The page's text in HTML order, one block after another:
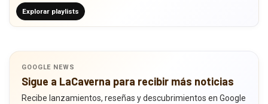
Explorar playlists
GOOGLE NEWS
Sigue a LaCaverna para recibir más noticias
Recibe lanzamientos, reseñas y descubrimientos en Google